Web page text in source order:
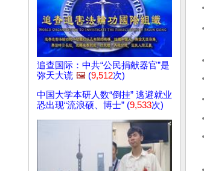
追查国际：中共“公民捐献器官”是
弥天大谎 🖼️ (9,512次)
中国大学本研人数“倒挂” 逃避就业
恐出现“流浪硕、博士” (9,533次)